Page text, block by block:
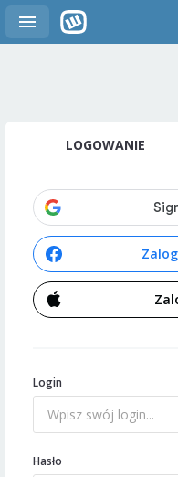
LOGOWANIE
Login
Hasło